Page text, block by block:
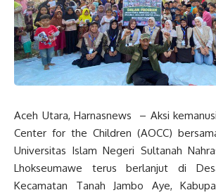
Aceh Utara, Harnasnews – Aksi
Center for the Children (AOCC)
Universitas Islam Negeri Sultanah
Lhokseumawe terus berlanjut di
Kecamatan Tanah Jambo Aye,